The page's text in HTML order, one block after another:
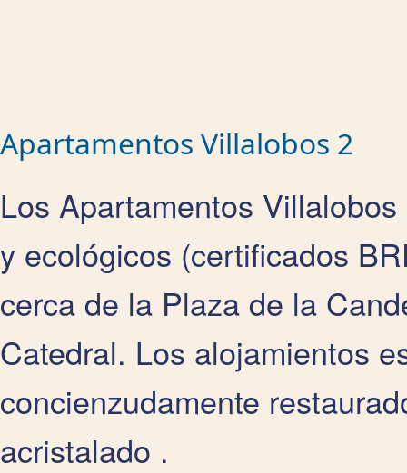
Apartamentos Villalobos 2
Los Apartamentos
y ecológicos (certificados
cerca de la Plaza de la
Catedral. Los alojamientos
concienzudamente
acristalado .